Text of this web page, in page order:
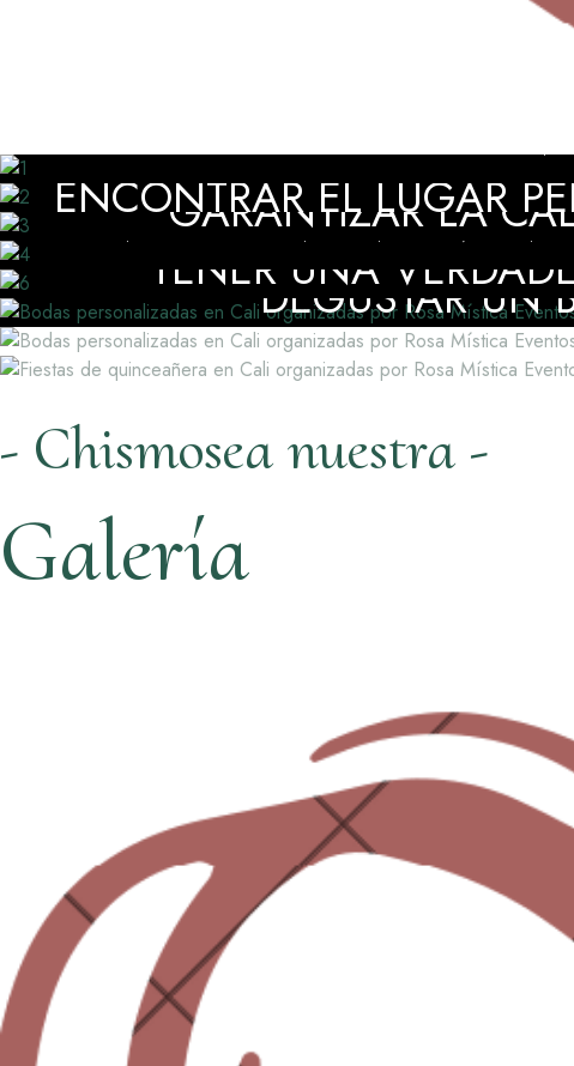
DISFRUTAR DE
ENCONTRAR EL LUGAR
GARANTIZAR LA
CONTAR CON UNA
TENER UNA
DEGUSTAR UN
- Chismosea nuestra -
Galería